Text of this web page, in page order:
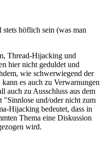
höflich sein (was man
Thread-Hijacking und
hier nicht geduldet und
wie schwerwiegend der
es auch zu Verwarnungen
auch zu Ausschluss aus dem
"Sinnlose und/oder nicht zum
Hijacking bedeutet, dass in
Thema eine Diskussion
wird.